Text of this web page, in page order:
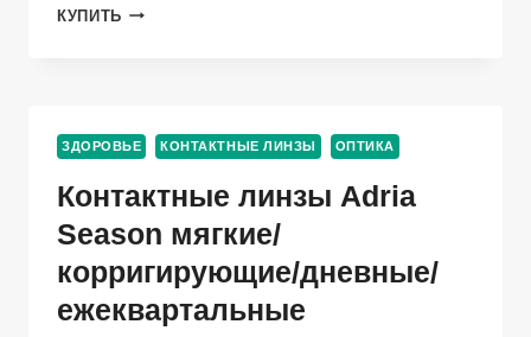
КУПИТЬ ОЧКИ
(858)
ЗДОРОВЬЕ КОНТАКТНЫЕ ЛИНЗЫ ОПТИКА
Контактные линзы Adria
Season мягкие/
корригирующие/дневные/
ежеквартальные